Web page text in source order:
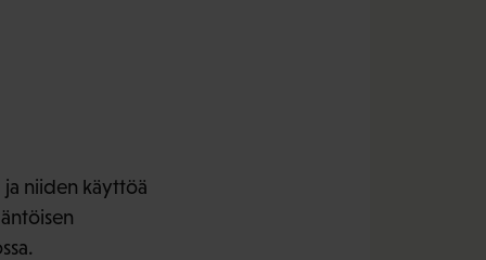
ja niiden käyttöä